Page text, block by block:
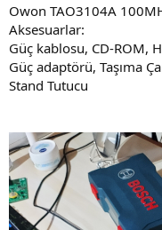
Owon TAO3104A
Aksesuarlar:
Güç kablosu, CD-ROM,
Güç adaptörü, Taşıma
Stand Tutucu